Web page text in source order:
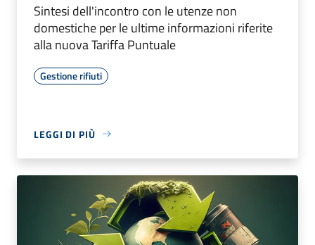
Sintesi dell'incontro con le utenze non
domestiche per le ultime informazioni riferite
alla nuova Tariffa Puntuale
Gestione rifiuti
LEGGI DI PIÙ